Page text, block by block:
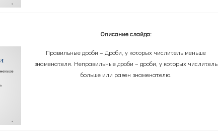
Описание слайда:
Правильные дроби – Дроби, у которых числитель меньше
знаменателя. Неправильные дроби – дроби, у которых числитель
больше или равен знаменателю.